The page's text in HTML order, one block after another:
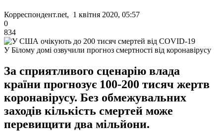
Корреспондент.net, 1 квітня 2020, 05:57
0
834
У Білому домі озвучили прогноз смертності від коронавірусу
За сприятливого сценарію влада
країни прогнозує 100-200 тисяч жертв
коронавірусу. Без обмежувальних
заходів кількість смертей може
перевищити два мільйони.